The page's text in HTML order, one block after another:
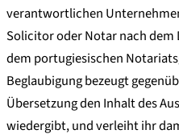
verantwortlichen
Solicitor oder Notar nach dem
dem portugiesischen
Beglaubigung bezeugt
Übersetzung den Inhalt des
wiedergibt, und verleiht ihr